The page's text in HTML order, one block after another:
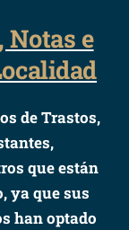
Notas e
de Trastos,
que están
ya que sus
han optado